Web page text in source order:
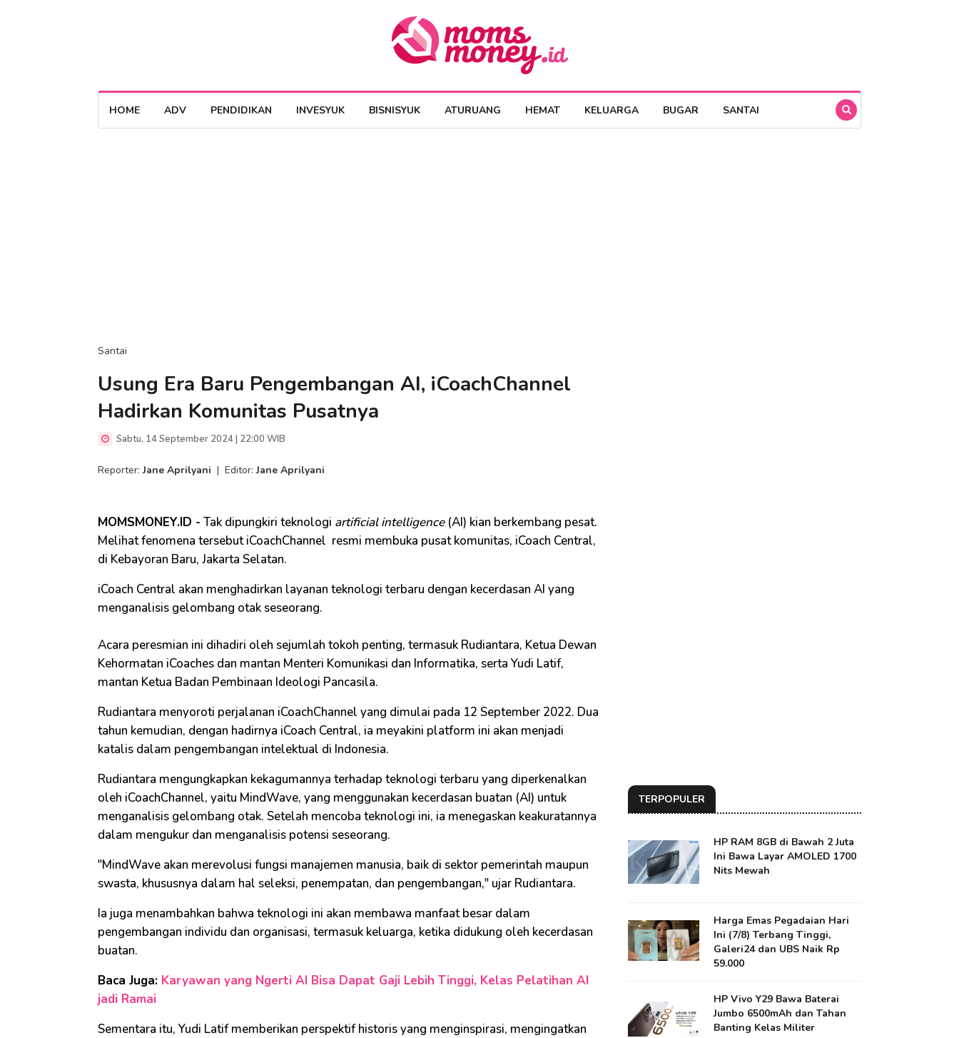
HOME ADV PENDIDIKAN INVESYUK BISNISYUK ATURUANG HEMAT KELUARGA BUGAR SANTAI
Santai
Usung Era Baru Pengembangan AI, iCoachChannel
Hadirkan Komunitas Pusatnya
Sabtu, 14 September 2024 | 22:00 WIB
Reporter:Jane Aprilyani | Editor:Jane Aprilyani
MOMSMONEY.ID - Tak dipungkiri teknologi artificial intelligence(AI) kian berkembang pesat.
Melihat fenomena tersebut iCoachChannel resmi membuka pusat komunitas, iCoach Central,
di Kebayoran Baru, Jakarta Selatan.
iCoach Central akan menghadirkan layanan teknologi terbaru dengan kecerdasan AI yang
menganalisis gelombang otak seseorang.
Acara peresmian ini dihadiri oleh sejumlah tokoh penting, termasuk Rudiantara, Ketua Dewan
Kehormatan iCoaches dan mantan Menteri Komunikasi dan Informatika, serta Yudi Latif,
mantan Ketua Badan Pembinaan Ideologi Pancasila.
Rudiantara menyoroti perjalanan iCoachChannel yang dimulai pada 12 September 2022. Dua
tahun kemudian, dengan hadirnya iCoach Central, ia meyakini platform ini akan menjadi
katalis dalam pengembangan intelektual di Indonesia.
Rudiantara mengungkapkan kekagumannya terhadap teknologi terbaru yang diperkenalkan
oleh iCoachChannel, yaitu MindWave, yang menggunakan kecerdasan buatan (AI) untuk
menganalisis gelombang otak. Setelah mencoba teknologi ini, ia menegaskan keakuratannya
dalam mengukur dan menganalisis potensi seseorang.
"MindWave akan merevolusi fungsi manajemen manusia, baik di sektor pemerintah maupun
swasta, khususnya dalam hal seleksi, penempatan, dan pengembangan," ujar Rudiantara.
Ia juga menambahkan bahwa teknologi ini akan membawa manfaat besar dalam
pengembangan individu dan organisasi, termasuk keluarga, ketika didukung oleh kecerdasan
buatan.
Baca Juga: Karyawan yang Ngerti AI Bisa Dapat Gaji Lebih Tinggi, Kelas Pelatihan AI
jadi Ramai
Sementara itu, Yudi Latif memberikan perspektif historis yang menginspirasi, mengingatkan
TERPOPULER
HP RAM 8GB di Bawah 2 Juta
Ini Bawa Layar AMOLED 1700
Nits Mewah
Harga Emas Pegadaian Hari
Ini (7/8) Terbang Tinggi,
Galeri24 dan UBS Naik Rp
59.000
HP Vivo Y29 Bawa Baterai
Jumbo 6500mAh dan Tahan
Banting Kelas Militer